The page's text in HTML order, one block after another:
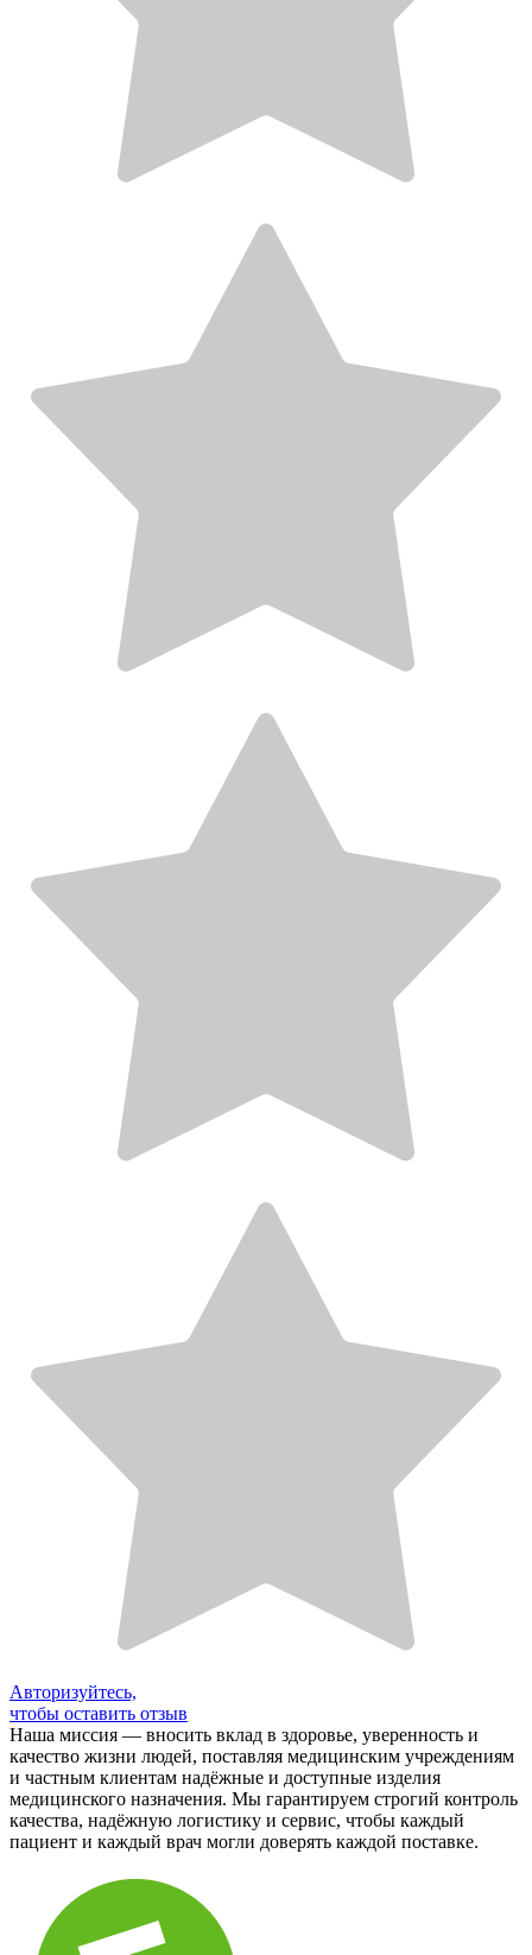
Авторизуйтесь,
чтобы оставить отзыв
Наша миссия — вносить вклад в здоровье, уверенность и
качество жизни людей, поставляя медицинским учреждениям
и частным клиентам надёжные и доступные изделия
медицинского назначения. Мы гарантируем строгий контроль
качества, надёжную логистику и сервис, чтобы каждый
пациент и каждый врач могли доверять каждой поставке.